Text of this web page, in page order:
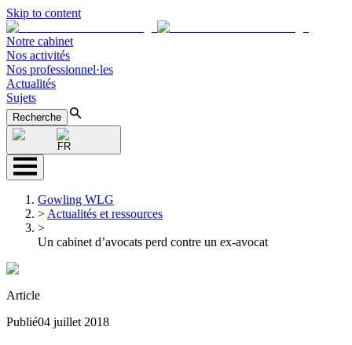
Skip to content
Notre cabinet
Nos activités
Nos professionnel·les
Actualités
Sujets
Recherche
FR
Gowling WLG
> Actualités et ressources
>
Un cabinet d’avocats perd contre un ex-avocat
Article
Publié04 juillet 2018